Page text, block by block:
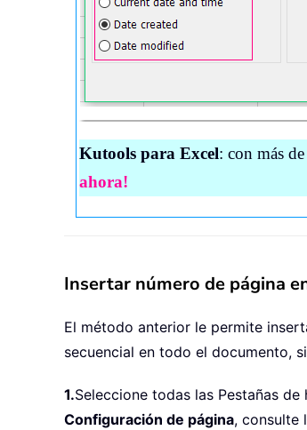
Kutools para Excel: con más
ahora!
Insertar número de página
El método anterior le permite
secuencial en todo el documento,
1.Seleccione todas las Pestañas de
Configuración de página, consulte